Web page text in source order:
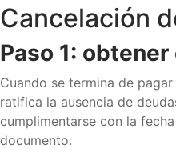
Cancelación
Paso 1:
Cuando se termina de
ratifica la ausencia de
cumplimentarse con la
documento.